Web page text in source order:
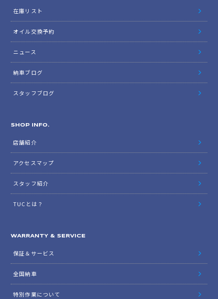
在庫リスト
オイル交換予約
ニュース
納車ブログ
スタッフブログ
SHOP INFO.
店舗紹介
アクセスマップ
スタッフ紹介
TUCとは？
WARRANTY & SERVICE
保証＆サービス
全国納車
特別作業について